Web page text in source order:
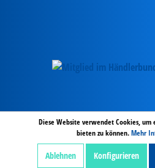
AGB Hinweise zur
Widerrufsbelehrung digitale Inhalte
Diese Website verwendet Cookies, um
bieten zu können.Mehr
Ablehnen Konfigurieren